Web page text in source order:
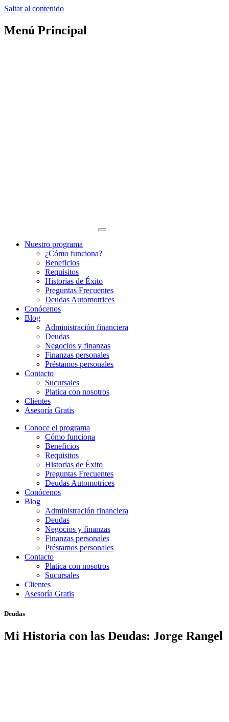
Saltar al contenido
Menú Principal
Nuestro programa
¿Cómo funciona?
Beneficios
Requisitos
Historias de Éxito
Preguntas Frecuentes
Deudas Automotrices
Conócenos
Blog
Administración financiera
Deudas
Negocios y finanzas
Finanzas personales
Préstamos personales
Contacto
Sucursales
Platica con nosotros
Clientes
Asesoría Gratis
Conoce el programa
Cómo funciona
Beneficios
Requisitos
Historias de Éxito
Preguntas Frecuentes
Deudas Automotrices
Conócenos
Blog
Administración financiera
Deudas
Negocios y finanzas
Finanzas personales
Préstamos personales
Contacto
Platica con nosotros
Sucursales
Clientes
Asesoría Gratis
Deudas
Mi Historia con las Deudas: Jorge Rangel